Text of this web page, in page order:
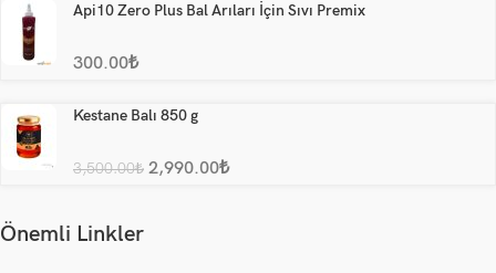
Api10 Zero Plus Bal Arıları İçin Sıvı Premix
300.00₺
Kestane Balı 850 g
3,500.00₺ 2,990.00₺
Önemli Linkler